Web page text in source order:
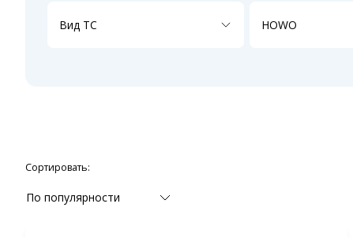
Вид ТС HOWO
Сортировать:
По популярности